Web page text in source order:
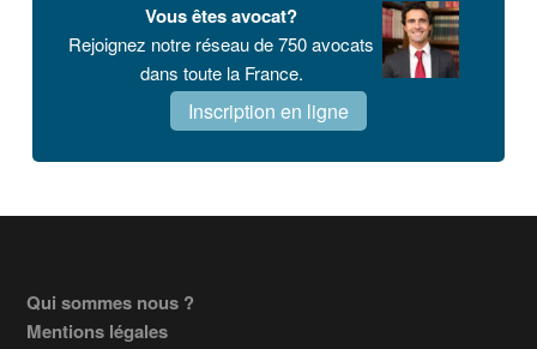
Vous êtes avocat?
Rejoignez notre réseau de 750 avocats
dans toute la France.
Inscription en ligne
Footer
Qui sommes nous ?
Mentions légales